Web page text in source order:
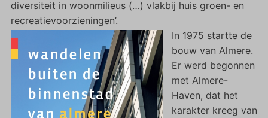
diversiteit in woonmilieus (…) vlakbij huis groen- en
recreatievoorzieningen’.
In 1975 startte de
bouw van Almere.
Er werd begonnen
met Almere-
Haven, dat het
karakter kreeg van